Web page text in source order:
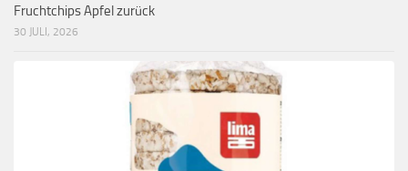
Fruchtchips Apfel zurück
30 JULI, 2026